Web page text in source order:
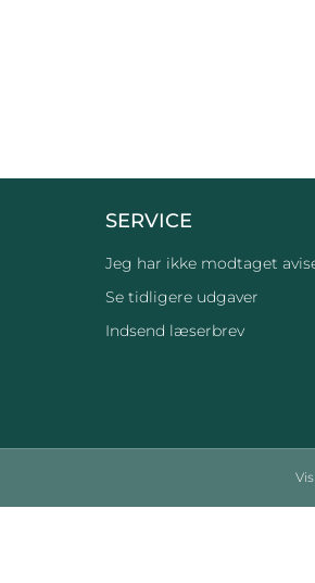
SERVICE
Jeg har ikke modtaget
Se tidligere udgaver
Indsend læserbrev